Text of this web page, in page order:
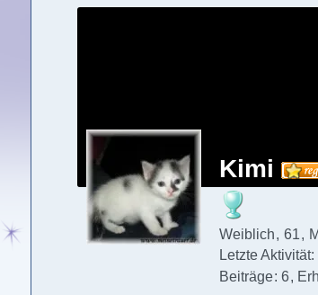
Kimi
Weiblich 61
Letzte Aktivität:
Beiträge 6